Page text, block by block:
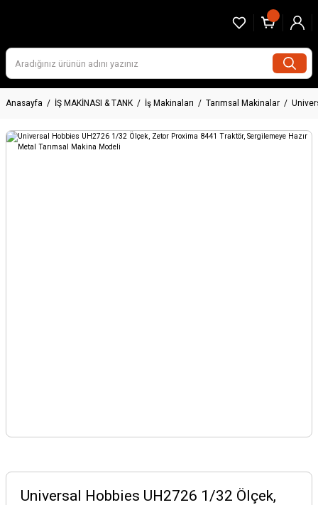
Anasayfa İŞ MAKİNASI & TANK İş Makinaları Tarımsal Makinalar
Universal Hobbies UH2726 1/32 Ölçek,